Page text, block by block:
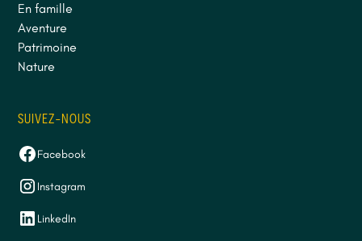
En famille
Aventure
Patrimoine
Nature
SUIVEZ-NOUS
Facebook
Instagram
LinkedIn